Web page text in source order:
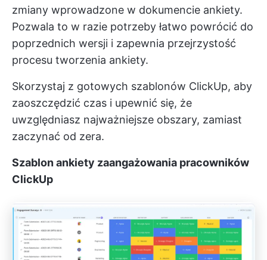
zmiany wprowadzone w dokumencie ankiety.
Pozwala to w razie potrzeby łatwo powrócić do
poprzednich wersji i zapewnia przejrzystość
procesu tworzenia ankiety.
Skorzystaj z gotowych szablonów ClickUp, aby
zaoszczędzić czas i upewnić się, że
uwzględniasz najważniejsze obszary, zamiast
zaczynać od zera.
Szablon ankiety zaangażowania pracowników
ClickUp